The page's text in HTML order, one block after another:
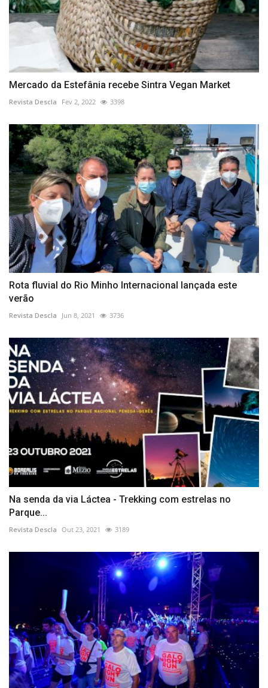
Mercado da Estefânia recebe Sintra Vegan Market
Revista Descla Fev 2, 2022 3398
Rota fluvial do Rio Minho Internacional lançada este
verão
Revista Descla Jun 8, 2021 3736
Na senda da via Láctea - Trekking com estrelas no
Parque...
Revista Descla Out 23, 2021 3189